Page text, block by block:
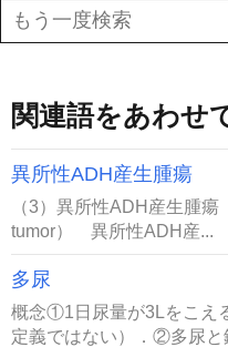
関連語をあわせ
異所性ADH産生腫瘍
（3）異所性ADH産生腫
tumor） 異所性ADH産...
多尿
概念①1日尿量が3Lをこえ
定義ではない）．②多尿と